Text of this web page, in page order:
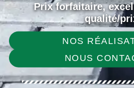
Prix forfaitaire,
qualité/
NOS
NOUS